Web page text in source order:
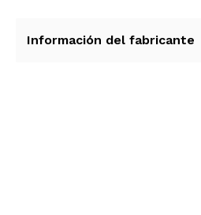
perder su forma original. El
Información del fabricante